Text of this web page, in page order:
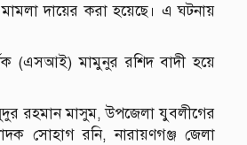
দায়ের করা হয়েছে। এ ঘটনায়
(এসআই) মামুনুর রশিদ বাদী হয়ে
রহমান মাসুম, উপজেলা যুবলীগের
সোহাগ রনি, নারায়ণগঞ্জ জেলা